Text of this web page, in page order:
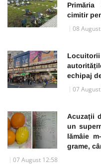
cimitir
08
echipaj
07
Acuzații
un
lămâie
grame,
07 August 12:58